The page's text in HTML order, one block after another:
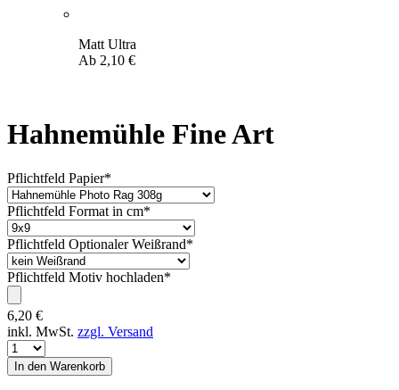
Matt Ultra
Ab 2,10 €
Hahnemühle Fine Art
Pflichtfeld Papier*
Pflichtfeld Format in cm*
Pflichtfeld Optionaler Weißrand*
Pflichtfeld Motiv hochladen*
6,20 €
inkl. MwSt. zzgl. Versand